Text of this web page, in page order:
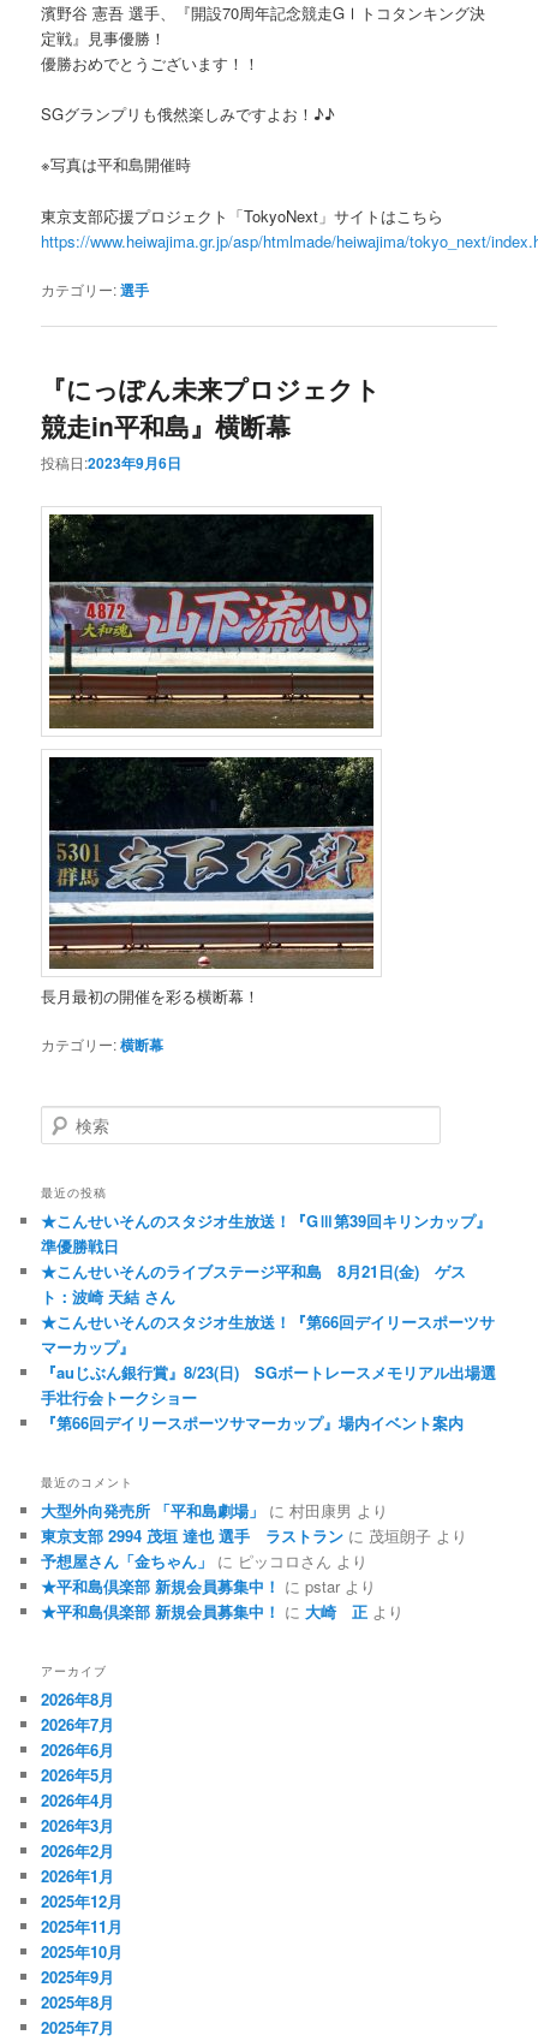
濱野谷 憲吾 選手、『開設70周年記念競走GⅠトコタンキング決
定戦』見事優勝！
優勝おめでとうございます！！
SGグランプリも俄然楽しみですよお！♪♪
※写真は平和島開催時
東京支部応援プロジェクト「TokyoNext」サイトはこちら
https://www.heiwajima.gr.jp/asp/htmlmade/heiwajima/tokyo_next/
カテゴリー:選手
『にっぽん未来プロジェクト
競走in平和島』横断幕
投稿日:2023年9月6日
長月最初の開催を彩る横断幕！
カテゴリー:横断幕
検索
最近の投稿
★こんせいそんのスタジオ生放送！『GⅢ第39回キリンカップ』
準優勝戦日
★こんせいそんのライブステージ平和島 8月21日(金) ゲス
ト：波崎 天結 さん
★こんせいそんのスタジオ生放送！『第66回デイリースポーツサ
マーカップ』
『auじぶん銀行賞』8/23(日) SGボートレースメモリアル出場選
手壮行会トークショー
『第66回デイリースポーツサマーカップ』場内イベント案内
最近のコメント
大型外向発売所 「平和島劇場」 に村田康男 より
東京支部 2994 茂垣 達也 選手 ラストラン に 茂垣朗子 より
予想屋さん「金ちゃん」
に ピッコロさん より
★平和島倶楽部 新規会員募集中！ にpstar より
★平和島倶楽部 新規会員募集中！ に大崎 正 より
アーカイブ
2026年8月
2026年7月
2026年6月
2026年5月
2026年4月
2026年3月
2026年2月
2026年1月
2025年12月
2025年11月
2025年10月
2025年9月
2025年8月
2025年7月